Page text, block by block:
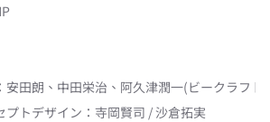
： 安田朗 、 中田栄治 、 阿久津潤一(ビークラフト)
プトデザイン ： 寺岡賢司 / 沙倉拓実